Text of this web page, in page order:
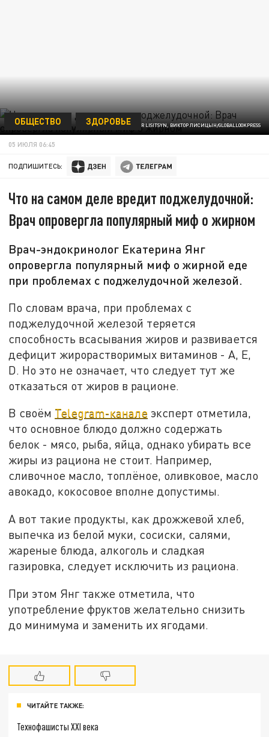
© VICTOR LISITSYN, ВИКТОР ЛИСИЦЫН/GLOBALLOOKPRESS
ОБЩЕСТВО ЗДОРОВЬЕ
05 ИЮЛЯ 06:45
ПОДПИШИТЕСЬ:
Что на самом деле вредит поджелудочной:
Врач опровергла популярный миф о жирном
Врач-эндокринолог Екатерина Янг
опровергла популярный миф о жирной еде
при проблемах с поджелудочной железой.
По словам врача, при проблемах с
поджелудочной железой теряется
способность всасывания жиров и развивается
дефицит жирорастворимых витаминов - А, Е,
D. Но это не означает, что следует тут же
отказаться от жиров в рационе.
В своём Telegram-канале эксперт отметила,
что основное блюдо должно содержать
белок - мясо, рыба, яйца, однако убирать все
жиры из рациона не стоит. Например,
сливочное масло, топлёное, оливковое, масло
авокадо, кокосовое вполне допустимы.
А вот такие продукты, как дрожжевой хлеб,
выпечка из белой муки, сосиски, салями,
жареные блюда, алкоголь и сладкая
газировка, следует исключить из рациона.
При этом Янг также отметила, что
употребление фруктов желательно снизить
до минимума и заменить их ягодами.
ЧИТАЙТЕ ТАКЖЕ:
Технофашисты XXI века